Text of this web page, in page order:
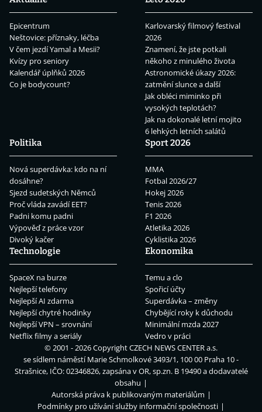
Epicentrum
Neštovice: příznaky, léčba
V čem jezdí Yamal a Mesii?
Kvízy pro seniory
Kalendář úplňků 2026
Co je bodycount?
Karlovarský filmový festival
2026
Znamení, že jste potkali
někoho z minulého života
Astronomické úkazy 2026:
zatmění slunce a další
Jak obléci miminko při
vysokých teplotách?
Jak na dokonalé letní mojito
6 lehkých letních salátů
Politika
Nová superdávka: kdo na ní
dosáhne?
Sjezd sudetských Němců
Proč vláda zavádí EET?
Padni komu padni
Výpověď z práce vzor
Divoký kačer
Sport 2026
MMA
Fotbal 2026/27
Hokej 2026
Tenis 2026
F1 2026
Atletika 2026
Cyklistika 2026
Technologie
SpaceX na burze
Nejlepší telefony
Nejlepší AI zdarma
Nejlepší chytré hodinky
Nejlepší VPN – srovnání
Netflix filmy a seriály
Ekonomika
Temu a clo
Spořicí účty
Superdávka – změny
Chybějící roky k důchodu
Minimální mzda 2027
Vedro v práci
© 2001 - 2026 CopyrightCZECH NEWS CENTER a.s.
se sídlem náměstí Marie Schmolkové 3493/1, 100 00 Praha 10 -
Strašnice, IČO: 02346826, zapsána v OR, sp.zn. B 19490 a dodavatelé
obsahu
Autorská práva k publikovaným materiálům
Podmínky pro užívání služby informační společnosti